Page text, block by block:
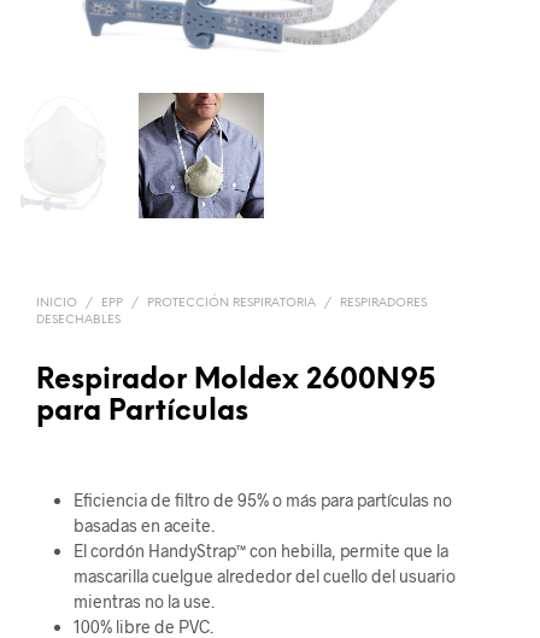
INICIO / EPP / PROTECCIÓN RESPIRATORIA /
RESPIRADORES
DESECHABLES
Respirador Moldex 2600N95
para Partículas
Eficiencia de filtro de 95% o más para partículas no
basadas en aceite.
El cordón HandyStrap™ con hebilla, permite que la
mascarilla cuelgue alrededor del cuello del usuario
mientras no la use.
100% libre de PVC.